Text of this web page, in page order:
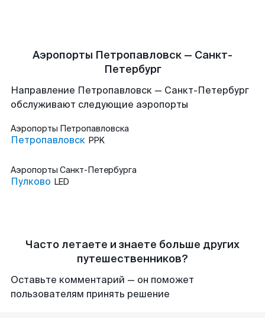
Аэропорты Петропавловск — Санкт-
Петербург
Направление Петропавловск — Санкт-Петербург
обслуживают следующие аэропорты
Аэропорты Петропавловска
Петропавловск PPK
Аэропорты Санкт-Петербурга
Пулково LED
Часто летаете и знаете больше других
путешественников?
Оставьте комментарий — он поможет
пользователям принять решение